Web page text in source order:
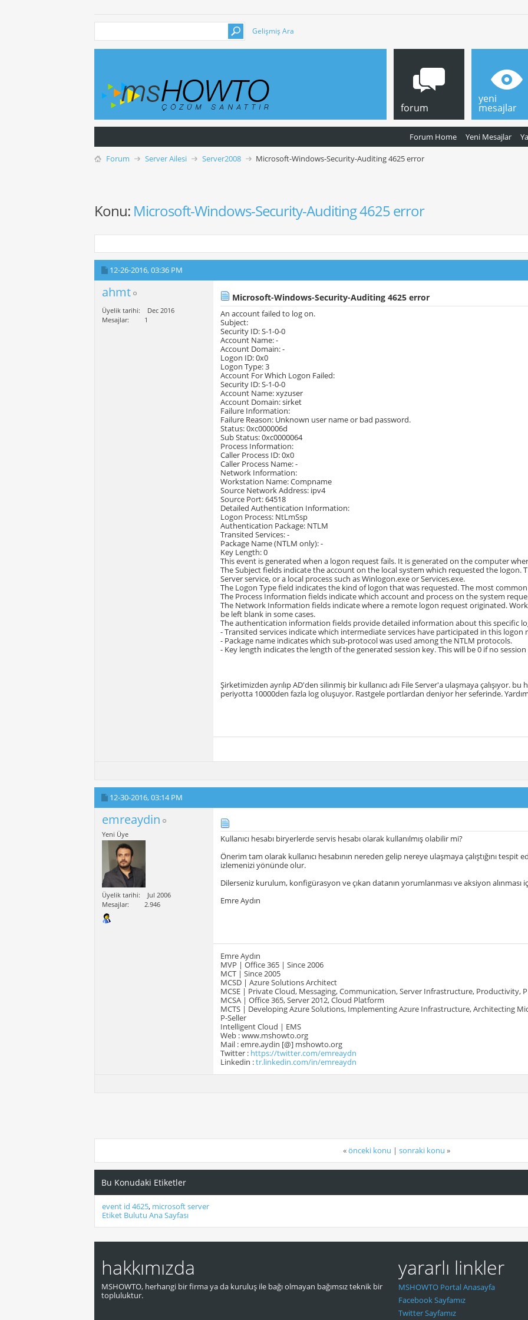
Gelişmiş Ara
forum
Forum Home Yeni Mesajlar
yeni
mesajlar
Forum Server Ailesi Server2008 Microsoft-Windows-Security-Auditing 4625 error
Konu: Microsoft-Windows-Security-Auditing 4625 error
12-26-2016,03:36 PM
ahmt
Üyelik tarihi
Dec 2016
Mesajlar
1
Microsoft-Windows-Security-Auditing 4625 error
An account failed to log on.
Subject:
Security ID: S-1-0-0
Account Name: -
Account Domain: -
Logon ID: 0x0
Logon Type: 3
Account For Which Logon Failed:
Security ID: S-1-0-0
Account Name: xyzuser
Account Domain: sirket
Failure Information:
Failure Reason: Unknown user name or bad password.
Status: 0xc000006d
Sub Status: 0xc0000064
Process Information:
Caller Process ID: 0x0
Caller Process Name: -
Network Information:
Workstation Name: Compname
Source Network Address: ipv4
Source Port: 64518
Detailed Authentication Information:
Logon Process: NtLmSsp
Authentication Package: NTLM
Transited Services: -
Package Name (NTLM only): -
Key Length: 0
This event is generated when a logon request fails. It is generated on the computer
The Subject fields indicate the account on the local system which requested the logon.
Server service, or a local process such as Winlogon.exe or Services.exe.
The Logon Type field indicates the kind of logon that was requested. The most
The Process Information fields indicate which account and process on the system
The Network Information fields indicate where a remote logon request originated.
be left blank in some cases.
The authentication information fields provide detailed information about this specific
- Transited services indicate which intermediate services have participated in this logon
- Package name indicates which sub-protocol was used among the NTLM protocols.
- Key length indicates the length of the generated session key. This will be 0 if no
Şirketimizden ayrılıp AD'den silinmiş bir kullanıcı adı File Server'a ulaşmaya çalışıyor.
periyotta 10000den fazla log oluşuyor. Rastgele portlardan deniyor her seferinde.
12-30-2016,03:14 PM
emreaydin
Yeni Üye
Üyelik tarihi
Jul 2006
Mesajlar
2.946
Kullanıcı hesabı biryerlerde servis hesabı olarak kullanılmış olabilir mi?
Önerim tam olarak kullanıcı hesabının nereden gelip nereye ulaşmaya çalıştığını
izlemenizi yönünde olur.
Dilerseniz kurulum, konfigürasyon ve çıkan datanın yorumlanması ve aksiyon alınması
Emre Aydın
Emre Aydın
MVP | Office 365 | Since 2006
MCT | Since 2005
MCSD | Azure Solutions Architect
MCSE | Private Cloud, Messaging, Communication, Server Infrastructure, Productivity,
MCSA | Office 365, Server 2012, Cloud Platform
MCTS | Developing Azure Solutions, Implementing Azure Infrastructure, Architecting
P-Seller
Intelligent Cloud | EMS
Web : www.mshowto.org
Mail : emre.aydin [@] mshowto.org
Twitter : https://twitter.com/emreaydn
Linkedin :tr.linkedin.com/in/emreaydn
«önceki konu | sonraki konu »
Bu Konudaki Etiketler
event id 4625, microsoft server
Etiket Bulutu Ana Sayfası
hakkımızda
MSHOWTO, herhangi bir firma ya da kuruluş ile bağı olmayan bağımsız teknik bir
topluluktur.
yararlı linkler
MSHOWTO Portal Anasayfa
Facebook Sayfamız
Twitter Sayfamız